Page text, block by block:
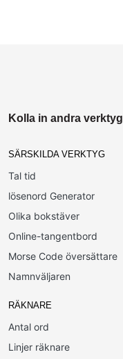
Kolla in andra verktyg
SÄRSKILDA VERKTYG
Tal tid
lösenord Generator
Olika bokstäver
Online-tangentbord
Morse Code översättare
Namnväljaren
RÄKNARE
Antal ord
Linjer räknare